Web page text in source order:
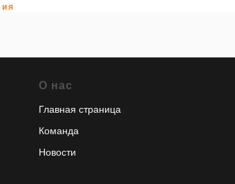
О нас
Главная страница
Команда
Новости